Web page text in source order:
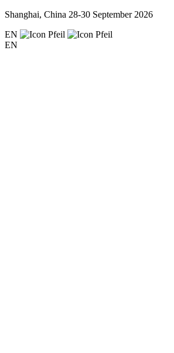
Shanghai, China 28-30 September 2026
EN
EN